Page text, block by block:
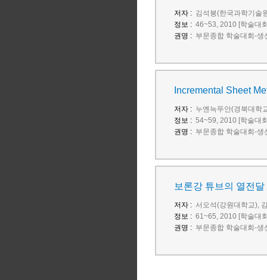
저자 : 김석봉(한국과학기술
정보 : 46~53, 2010 [학술대
권명 : 부문종합 학술대회-생
Incremental Sheet
저자 : 누옌늑뚜안(경북대학
정보 : 54~59, 2010 [학술대
권명 : 부문종합 학술대회-생
보론강 튜브의 열전
저자 : 서오석(강원대학교),
정보 : 61~65, 2010 [학술대
권명 : 부문종합 학술대회-생